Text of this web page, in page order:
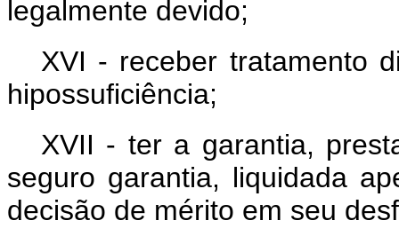
legalmente devido;
XVI - receber tratamento
hipossuficiência;
XVII - ter a garantia,
seguro garantia, liquidada
decisão de mérito em seu